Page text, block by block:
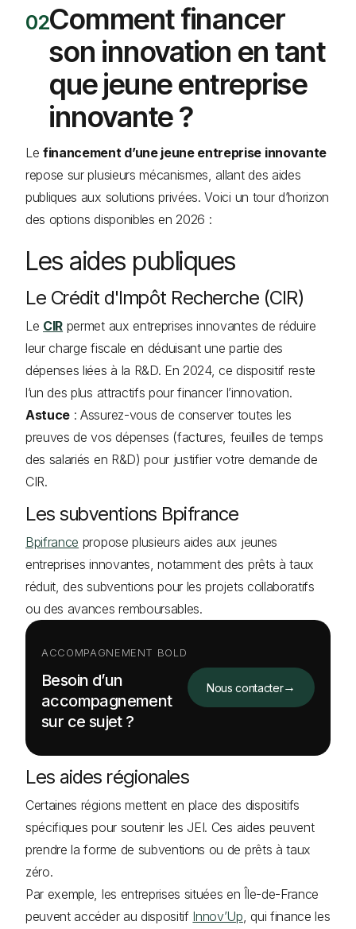
Comment financer
son innovation en tant
que jeune entreprise
innovante ?
Lefinancement d’une jeune entreprise innovante
repose sur plusieurs mécanismes, allant des aides
publiques aux solutions privées. Voici un tour d’horizon
des options disponibles en 2026 :
Les aides publiques
Le Crédit d'Impôt Recherche (CIR)
Le CIR permet aux entreprises innovantes de réduire
leur charge fiscale en déduisant une partie des
dépenses liées à la R&D. En 2024, ce dispositif reste
l’un des plus attractifs pour financer l’innovation.
Astuce : Assurez-vous de conserver toutes les
preuves de vos dépenses (factures, feuilles de temps
des salariés en R&D) pour justifier votre demande de
CIR.
Les subventions Bpifrance
Bpifrance propose plusieurs aides aux jeunes
entreprises innovantes, notamment des prêts à taux
réduit, des subventions pour les projets collaboratifs
ou des avances remboursables.
ACCOMPAGNEMENT BOLD
Besoin d’un
accompagnement
sur ce sujet ?
Nous contacter→
Les aides régionales
Certaines régions mettent en place des dispositifs
spécifiques pour soutenir les JEI. Ces aides peuvent
prendre la forme de subventions ou de prêts à taux
zéro.
Par exemple, les entreprises situées en Île-de-France
peuvent accéder au dispositif Innov’Up , qui finance les